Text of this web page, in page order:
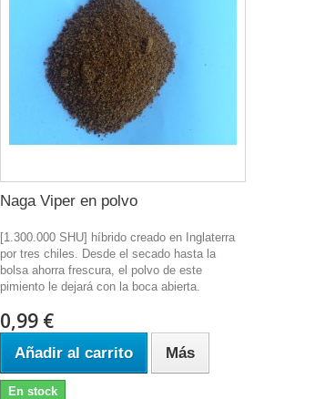
Naga Viper en polvo
[1.300.000 SHU] híbrido creado en Inglaterra
por tres chiles. Desde el secado hasta la
bolsa ahorra frescura, el polvo de este
pimiento le dejará con la boca abierta.
0,99 €
Añadir al carrito Más
En stock